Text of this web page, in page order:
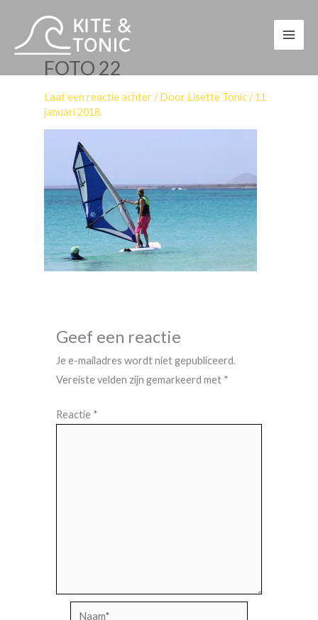
FOTO 22
Laat een reactie achter / Door Lisette Tonic/11
januari 2018
Geef een reactie
Je e-mailadres wordt niet gepubliceerd.
Vereiste velden zijn gemarkeerd met *
Reactie *
Naam*